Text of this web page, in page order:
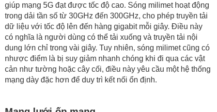
giúp mạng 5G đạt được tốc độ cao. Sóng milimet hoạt động
trong dải tần số từ 30GHz đến 300GHz, cho phép truyền tải
dữ liệu với tốc độ lên đến hàng gigabit mỗi giây. Điều này
có nghĩa là người dùng có thể tải xuống và truyền tải nội
dung lớn chỉ trong vài giây. Tuy nhiên, sóng milimet cũng có
nhược điểm là bị suy giảm nhanh chóng khi đi qua các vật
cản như tường hoặc cây cối, điều này yêu cầu một hệ thống
mạng dày đặc hơn để duy trì kết nối ổn định.